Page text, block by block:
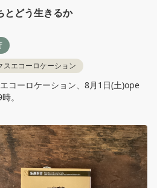
とどう生きるか
スエコーロケーション
コーロケーション、8月1日(土)ope
。
しと、どのように持続可能な関係性
けるだろうか。「推し活」文化の源
の最前線までをひもとき、ポスト消
ける「推しの構造」を鮮やかに読み